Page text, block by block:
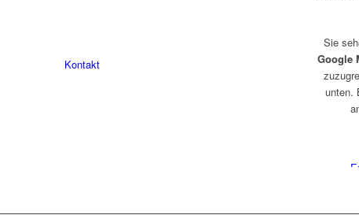
Kontakt
Sie
Google
unten.